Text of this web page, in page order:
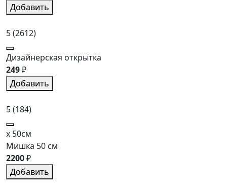
Добавить
5(2612)
Дизайнерская открытка
249₽
Добавить
5(184)
x 50см
Мишка 50 см
2200₽
Добавить